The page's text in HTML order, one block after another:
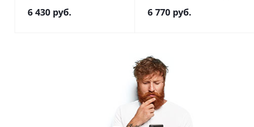
6 430 руб. 6 770 руб.